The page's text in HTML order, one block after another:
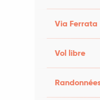
Via Ferrata
Vol libre
des
Souillac